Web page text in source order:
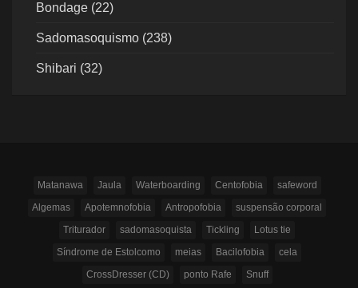
Bondage (22)
Sadomasoquismo (238)
Shibari (32)
Matanawa Jaula Waterboarding Centofobia
safeword
Algemas
Apotemnofobia Antropofobia
suspensão corporal
Triturador
sadomasoquista Tickling
Lotus tie
Síndrome de Estolcomo
meias Bacilofobia
cela
CrossDresser (CD)
ponto Rafe Snuff